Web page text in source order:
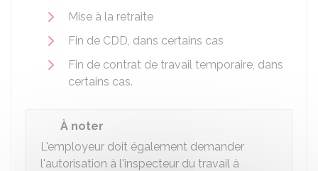
Mise à la retraite
Fin de CDD, dans certains cas
Fin de contrat de travail temporaire, dans
certains cas.
À noter
L'employeur doit également demander
l'autorisation à l'inspecteur du travail à